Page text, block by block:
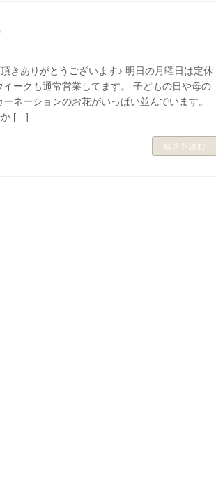
きありがとうございます♪ 明日の月曜日は定休
イークも通常営業してます。 子どもの日や母の
ネーションのお花がいっぱい並んでいます。
か […]
続きを読む